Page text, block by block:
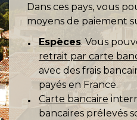
Dans ces pays, vous
moyens de paiement
Espèces. Vous
retrait par carte
avec des frais
payés en France.
Carte bancaire
bancaires prélevés